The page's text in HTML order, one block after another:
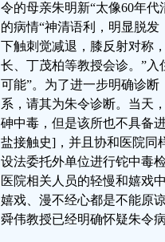
令的母亲朱明新“太像60年
的病情“神清语利，明显脱
下触刺觉减退，膝反射对称
长、丁茂柏等教授会诊。”入
可能”。为了进一步明确诊
系，请其为朱令诊断。当天
砷中毒，但是该所也不具备
盐接触史]，并且协和医院同
设法委托外单位进行铊中毒
医院相关人员的轻慢和嬉戏
嬉戏、漫不经心都是不能原
舜伟教授已经明确怀疑朱令